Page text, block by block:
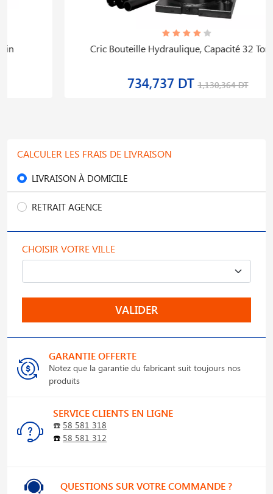
Cric Bouteille Hydraulique, Capacité 32 Tonnes
734,737 DT1,130,364 DT
CALCULER LES FRAIS DE LIVRAISON
LIVRAISON À DOMICILE
RETRAIT AGENCE
CHOISIR VOTRE VILLE
VALIDER
GARANTIE OFFERTE
Notez que la garantie du fabricant suit toujours nos
produits
SERVICE CLIENTS EN LIGNE
☎️ 58 581 318
☎️ 58 581 312
QUESTIONS SUR VOTRE COMMANDE ?